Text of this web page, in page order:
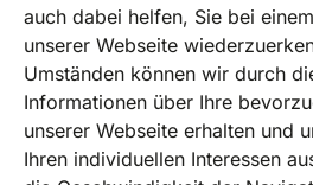
auch dabei helfen, Sie bei
unserer Webseite
Umständen können wir durch
Informationen über Ihre
unserer Webseite erhalten und
Ihren individuellen Interessen